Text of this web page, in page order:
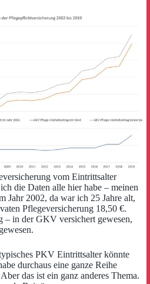
vom Eintrittsalter
die Daten alle hier habe – meinen
Jahr 2002, da war ich 25 Jahre alt,
Pflegeversicherung 18,50 €.
– in der GKV versichert gewesen,
PKV Eintrittsalter könnte
durchaus eine ganze Reihe
das ist ein ganz anderes Thema.